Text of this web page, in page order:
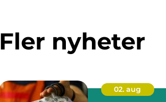
Fler nyheter
02. aug